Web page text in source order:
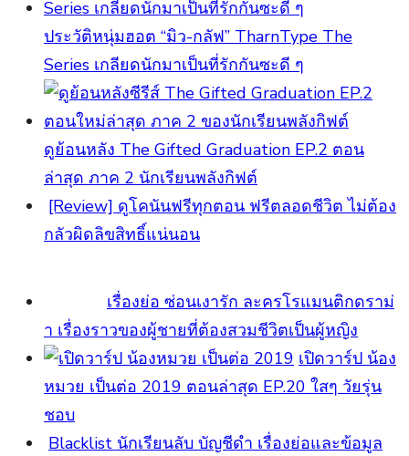
ประวัติหนุ่มฮอต “มิว-กลัฟ” TharnType The
Series เกลียดนักมาเป็นที่รักกันซะดี ๆ
ดูย้อนหลัง The Gifted Graduation EP.2 ตอน
ล่าสุด ภาค 2 นักเรียนพลังกิฟต์
[Review] ดูโคนันฟรีทุกตอน ฟรีตลอดชีวิต ไม่ต้อง
กลัวผิดลิขสิทธิ์แน่นอน
เรื่องย่อ ซ่อนเงารัก ละครโรแมนติกดราม่
า เรื่องราวของผู้ชายที่ต้องสวมชีวิตเป็นผู้หญิง
เปิดวาร์ป น้อง
หมวย เป็นต่อ 2019 ตอนล่าสุด EP.20 ใสๆ วัยรุ่น
ชอบ
Blacklist นักเรียนลับ บัญชีดำ เรื่องย่อและข้อมูล